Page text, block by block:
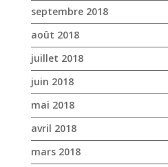
avril 2018
mars 2018
février 2018
janvier 2018
décembre 2017
novembre 2017
octobre 2017